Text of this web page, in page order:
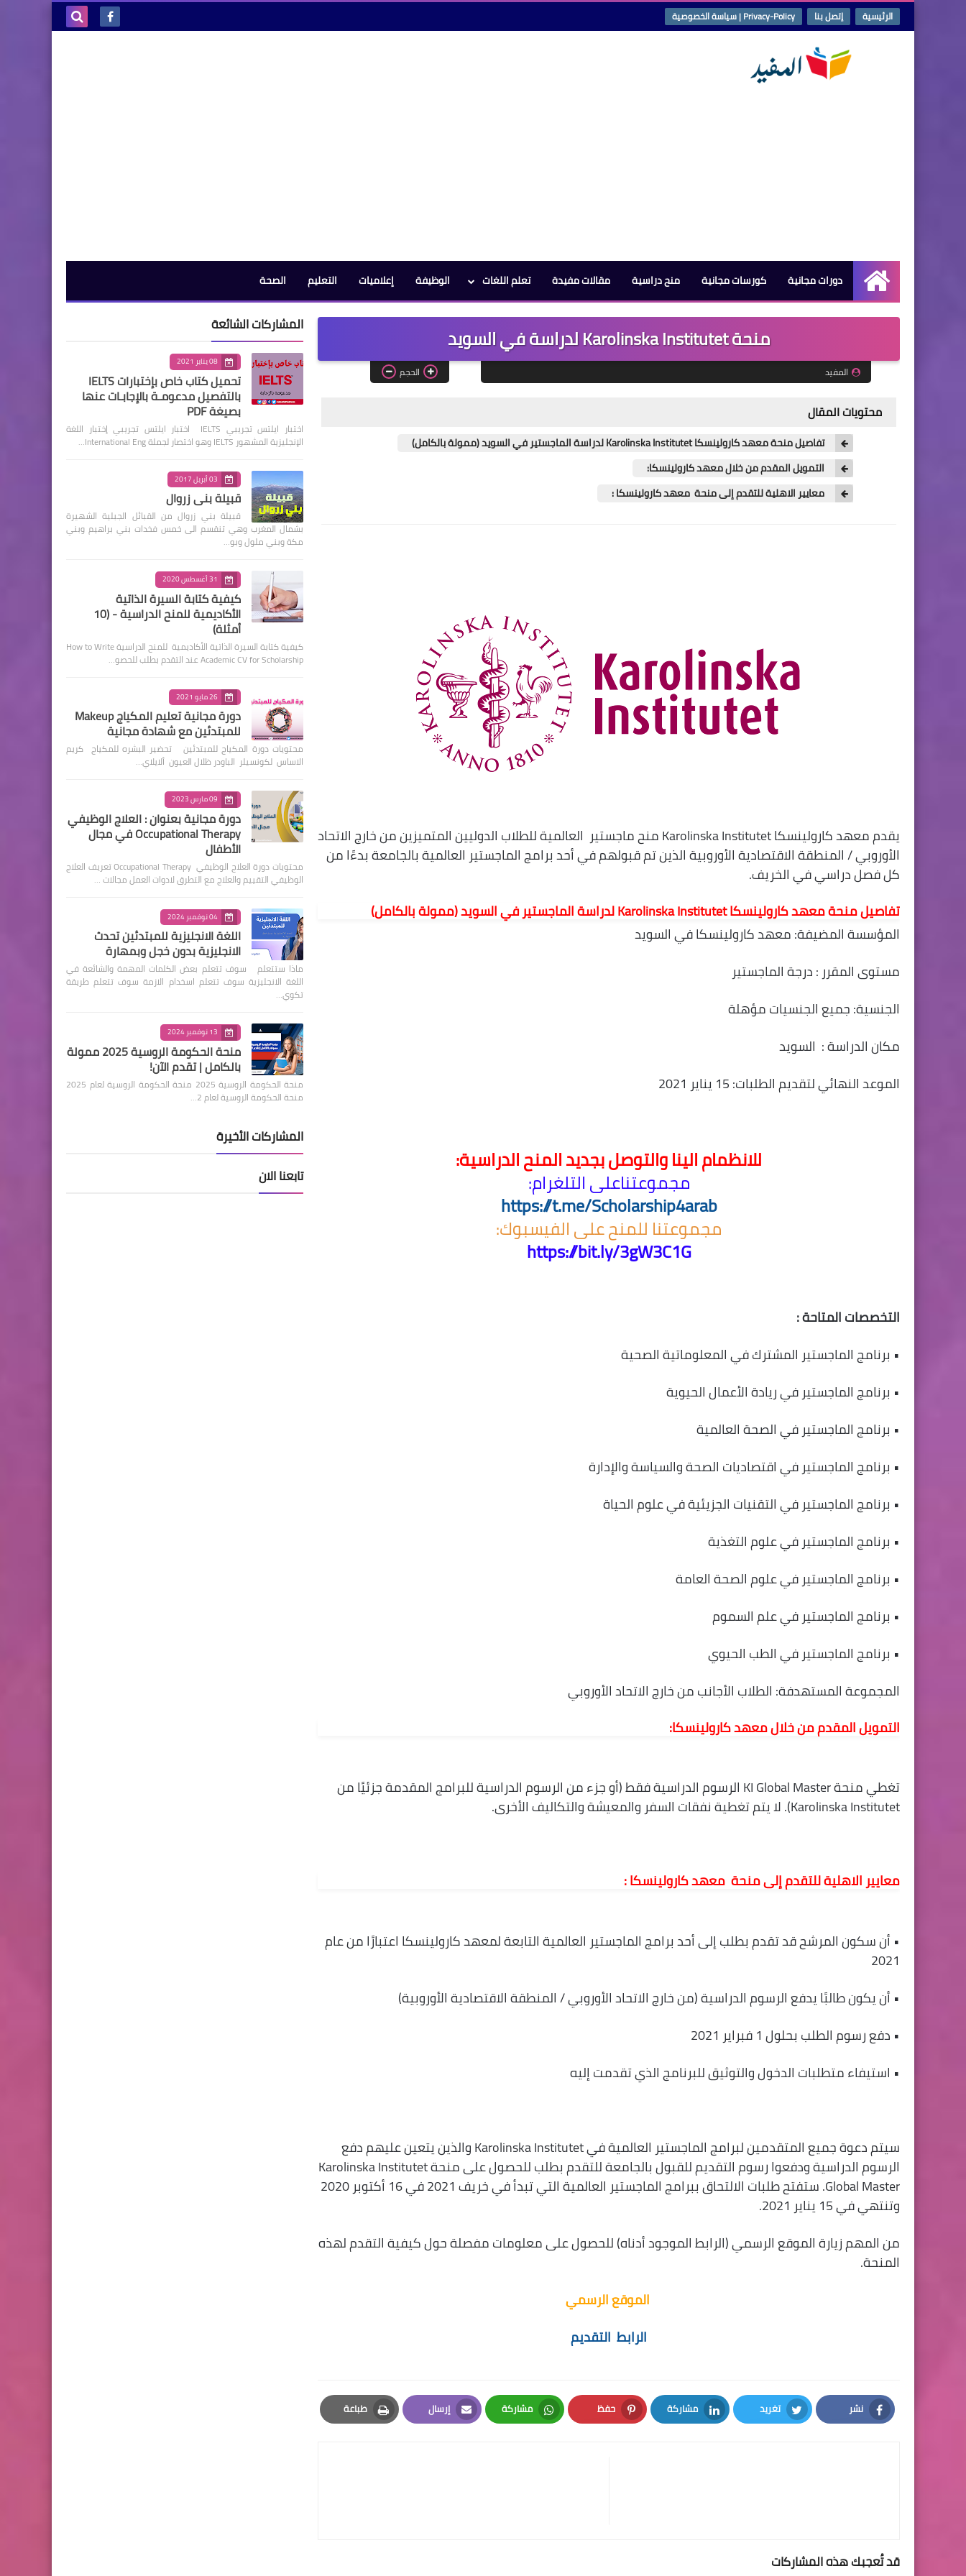
الرئيسية إتصل بنا Privacy-Policy | سياسة الخصوصية
الرئيسية
دورات مجانية كورسات مجانية منح دراسية مقالات مفيدة تعلم اللغات الوظيفة إعلاميات التعليم الصحة
منحة Karolinska Institutet لدراسة في السويد
المفيد الحجم
محتويات المقال
تفاصيل منحة معهد كارولينسكا Karolinska Institutet لدراسة الماجستير في السويد (ممولة بالكامل)
التمويل المقدم من خلال معهد كارولينسكا:
معايير الاهلية للتقدم إلى منحة معهد كارولينسكا :
يقدم معهد كارولينسكا Karolinska Institutet منح ماجستير العالمية للطلاب الدوليين المتميزين من خارج الاتحاد
الأوروبي / المنطقة الاقتصادية الأوروبية الذين تم قبولهم في أحد برامج الماجستير العالمية بالجامعة بدءًا من
كل فصل دراسي في الخريف.
تفاصيل منحة معهد كارولينسكا Karolinska Institutet لدراسة الماجستير في السويد (ممولة بالكامل)
المؤسسة المضيفة: معهد كارولينسكا في السويد
مستوى المقرر : درجة الماجستير
الجنسية: جميع الجنسيات مؤهلة
مكان الدراسة : السويد
الموعد النهائي لتقديم الطلبات: 15 يناير 2021
للانظمام الينا والتوصل بجديد المنح الدراسية:
مجموعتناعلى التلغرام:
https://t.me/Scholarship4arab
مجموعتنا للمنح على الفيسبوك:
https://bit.ly/3gW3C1G
التخصصات المتاحة :
• برنامج الماجستير المشترك في المعلوماتية الصحية
• برنامج الماجستير في ريادة الأعمال الحيوية
• برنامج الماجستير في الصحة العالمية
• برنامج الماجستير في اقتصاديات الصحة والسياسة والإدارة
• برنامج الماجستير في التقنيات الجزيئية في علوم الحياة
• برنامج الماجستير في علوم التغذية
• برنامج الماجستير في علوم الصحة العامة
• برنامج الماجستير في علم السموم
• برنامج الماجستير في الطب الحيوي
المجموعة المستهدفة: الطلاب الأجانب من خارج الاتحاد الأوروبي
التمويل المقدم من خلال معهد كارولينسكا:
تغطي منحة KI Global Master الرسوم الدراسية فقط (أو جزء من الرسوم الدراسية للبرامج المقدمة جزئيًا من
Karolinska Institutet). لا يتم تغطية نفقات السفر والمعيشة والتكاليف الأخرى.
معايير الاهلية للتقدم إلى منحة معهد كارولينسكا :
• أن سكون المرشح قد تقدم بطلب إلى أحد برامج الماجستير العالمية التابعة لمعهد كارولينسكا اعتبارًا من عام
2021
• أن يكون طالبًا يدفع الرسوم الدراسية (من خارج الاتحاد الأوروبي / المنطقة الاقتصادية الأوروبية)
• دفع رسوم الطلب بحلول 1 فبراير 2021
• استيفاء متطلبات الدخول والتوثيق للبرنامج الذي تقدمت إليه
سيتم دعوة جميع المتقدمين لبرامج الماجستير العالمية في Karolinska Institutet والذين يتعين عليهم دفع
الرسوم الدراسية ودفعوا رسوم التقديم للقبول بالجامعة للتقدم بطلب للحصول على منحة Karolinska Institutet
Global Master. ستفتح طلبات الالتحاق ببرامج الماجستير العالمية التي تبدأ في خريف 2021 في 16 أكتوبر 2020
وتنتهي في 15 يناير 2021.
من المهم زيارة الموقع الرسمي (الرابط الموجود أدناه) للحصول على معلومات مفصلة حول كيفية التقدم لهذه
المنحة.
الموقع الرسمي
الرابط التقديم
نشر
Facebook
تغريد
Twitter
مشاركة
LinkedIn
حفظ
Pinterest
مشاركة
Whatsapp
إرسال
Email
طباعة
Print
قد تُعجبك هذه المشاركات
المشاركات الشائعة
08 يناير 2021
تحميل كتاب خاص بإختبارات IELTS
بالتفصيل مدعومـة بالإجابـات عنها
بصيغة PDF
اختبار ايلتس تجريبي IELTS اختبار ايلتس تجريبي إختبار اللغة
الإنجليزية المشهور IELTS وهو اختصار لجملة International Eng…
03 أبريل 2017
قبيلة بني زروال
قبيلة بني زروال من القبائل الجبلية الشهيرة
بشمال المغرب وهي تنقسم الى خمس فخدات بني براهيم وبني
مكة وبني ملول وبو…
31 أغسطس 2020
كيفية كتابة السيرة الذاتية
الأكاديمية للمنح الدراسية - (10
أمثلة)
كيفية كتابة السيرة الذاتية الأكاديمية للمنح الدراسية How to Write
Academic CV for Scholarship عند التقدم بطلب للحصو…
26 مايو 2021
دورة مجانية تعليم المكياج Makeup
للمبتدئين مع شهادة مجانية
محتويات دورة المكياج للمبتدئين تحضير البشره للمكياج كريم
الاساس لكونسيلر الباودر ظلال العيون ألايلاي…
09 مارس 2023
دورة مجانية بعنوان : العلاج الوظيفي
Occupational Therapy في مجال
الأطفال
محتويات دورة العلاج الوظيفي Occupational Therapy تعريف العلاج
الوظيفي التقييم والعلاج مع التطرق لادوات العمل مجالات …
04 نوفمبر 2024
اللغة الانجليزية للمبتدئين تحدث
الانجليزية بدون خجل وبمهارة
ماذا ستتعلم سوف تتعلم بعض الكلمات المهمة والشائعة في
اللغة الانجليزية سوف تتعلم اسخدام الازمة سوف تتعلم طريقة
تكوي…
13 نوفمبر 2024
منحة الحكومة الروسية 2025 ممولة
بالكامل | تقدم الآن!
منحة الحكومة الروسية 2025 منحة الحكومة الروسية لعام 2025
منحة الحكومة الروسية لعام 2…
المشاركات الأخيرة
تابعنا الان